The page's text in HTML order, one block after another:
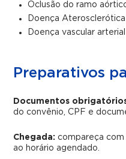
Oclusão do ramo
Doença
Doença vascular arterial
Preparativos
Documentos
do convênio, CPF e
Chegada: compareça
ao horário agendado.